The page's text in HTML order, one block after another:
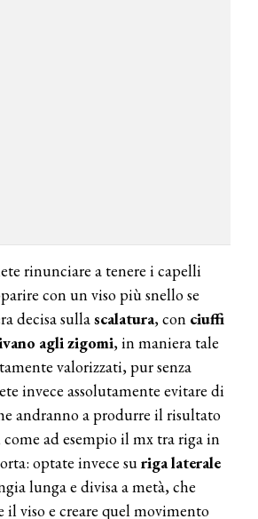
rinunciare a tenere i capelli
con un viso più snello se
decisa sullascalatura, con ciuffi
agli zigomi, in maniera tale
valorizzati, pur senza
invece assolutamente evitare di
andranno a produrre il risultato
ad esempio il mx tra riga in
optate invece suriga laterale
lunga e divisa a metà, che
viso e creare quel movimento